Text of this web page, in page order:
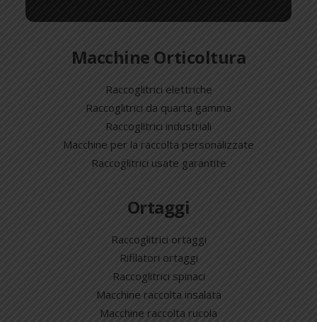
Macchine Orticoltura
Raccoglitrici elettriche
Raccoglitrici da quarta gamma
Raccoglitrici industriali
Macchine per la raccolta personalizzate
Raccoglitrici usate garantite
Ortaggi
Raccoglitrici ortaggi
Rifilatori ortaggi
Raccoglitrici spinaci
Macchine raccolta insalata
Macchine raccolta rucola